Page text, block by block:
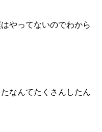
やってないのでわから
なんてたくさんしたん